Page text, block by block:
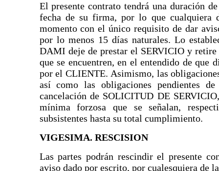
El presente contrato tendrá una duración
fecha de su firma, por lo que cualquiera
momento con el único requisito de dar
por lo menos 15 días naturales. Lo
DAMI deje de prestar el SERVICIO y retire
que se encuentren, en el entendido de que
por el CLIENTE. Asimismo, las
así como las obligaciones pendientes
cancelación de SOLICITUD DE
mínima forzosa que se señalan,
subsistentes hasta su total cumplimiento.
VIGESIMA. RESCISION
Las partes podrán rescindir el presente
aviso dado por escrito, por cualesquiera de